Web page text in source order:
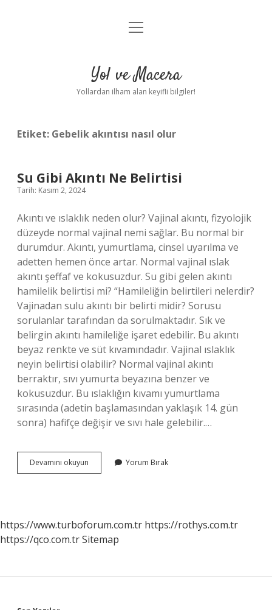
Anasayfa
Yasal Uyarı
menüyü
Yol ve Macera
Yollardan ilham alan keyifli bilgiler!
Etiket: Gebelik akıntısı nasıl olur
Su Gibi Akıntı Ne Belirtisi
Tarih: Kasım 2, 2024
Akıntı ve ıslaklık neden olur? Vajinal akıntı, fizyolojik
düzeyde normal vajinal nemi sağlar. Bu normal bir
durumdur. Akıntı, yumurtlama, cinsel uyarılma ve
adetten hemen önce artar. Normal vajinal ıslak
akıntı şeffaf ve kokusuzdur. Su gibi gelen akıntı
hamilelik belirtisi mi? “Hamileliğin belirtileri nelerdir?
Vajinadan sulu akıntı bir belirti midir? Sorusu
sorulanlar tarafından da sorulmaktadır. Sık ve
belirgin akıntı hamileliğe işaret edebilir. Bu akıntı
beyaz renkte ve süt kıvamındadır. Vajinal ıslaklık
neyin belirtisi olabilir? Normal vajinal akıntı
berraktır, sıvı yumurta beyazına benzer ve
kokusuzdur. Bu ıslaklığın kıvamı yumurtlama
sırasında (adetin başlamasından yaklaşık 14. gün
sonra) hafifçe değişir ve sıvı hale gelebilir.…
Devamını okuyun
Gibi
Yorum Bırak
https://www.turboforum.com.tr https://rothys.com.tr
https://qco.com.trSitemap